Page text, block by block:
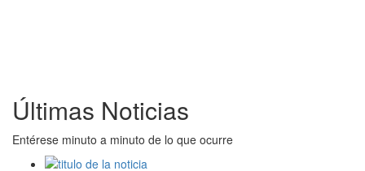
Últimas Noticias
Entérese minuto a minuto de lo que ocurre